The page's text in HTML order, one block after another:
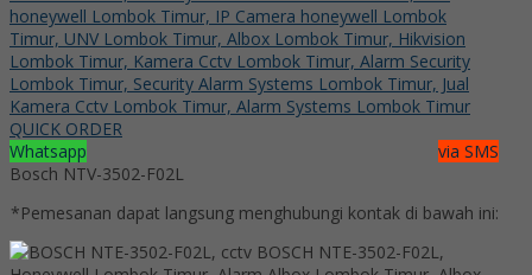
QUICK ORDER
Whatsapp
via SMS
Bosch NTV-3502-F02L
*Pemesanan dapat langsung menghubungi kontak di bawah ini: